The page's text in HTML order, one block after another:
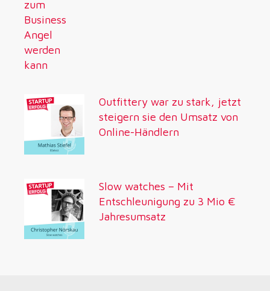
Outfittery war zu stark, jetzt
steigern sie den Umsatz von
Online-Händlern
Slow watches – Mit
Entschleunigung zu 3 Mio €
Jahresumsatz